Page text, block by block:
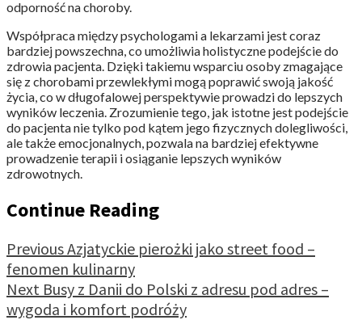
odporność na choroby.
Współpraca między psychologami a lekarzami jest coraz
bardziej powszechna, co umożliwia holistyczne podejście do
zdrowia pacjenta. Dzięki takiemu wsparciu osoby zmagające
się z chorobami przewlekłymi mogą poprawić swoją jakość
życia, co w długofalowej perspektywie prowadzi do lepszych
wyników leczenia. Zrozumienie tego, jak istotne jest podejście
do pacjenta nie tylko pod kątem jego fizycznych dolegliwości,
ale także emocjonalnych, pozwala na bardziej efektywne
prowadzenie terapii i osiąganie lepszych wyników
zdrowotnych.
Continue Reading
PreviousAzjatyckie pierożki jako street food –
fenomen kulinarny
Next Busy z Danii do Polski z adresu pod adres –
wygoda i komfort podróży